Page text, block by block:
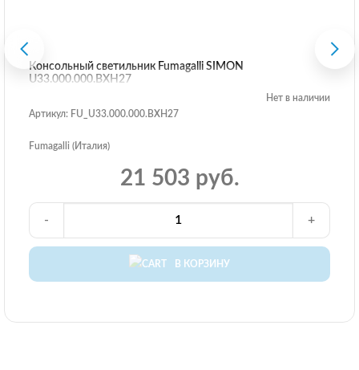
Консольный светильник Fumagalli SIMON
U33.000.000.BXH27
Нет в наличии
Артикул: FU_U33.000.000.BXH27
Fumagalli (Италия)
21 503 руб.
В КОРЗИНУ
- +